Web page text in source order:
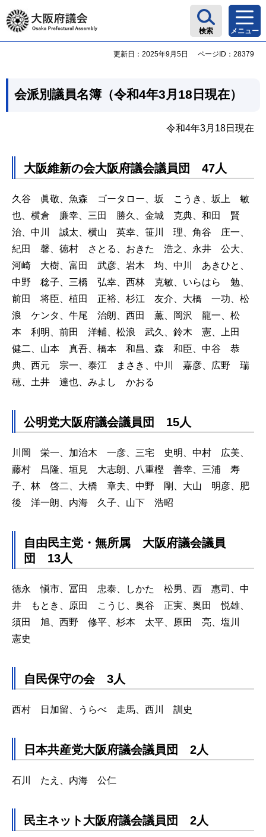
大阪府議会
検索 メニュー
更新日：2025年9月5日 ページID：28379
会派別議員名簿（令和4年3月18日現在）
令和4年3月18日現在
大阪維新の会大阪府議会議員団 47人
久谷 眞敬、魚森 ゴータロー、坂 こうき、坂上 敏
也、横倉 廉幸、三田 勝久、金城 克典、和田 賢
治、中川 誠太、横山 英幸、笹川 理、角谷 庄一、
紀田 馨、徳村 さとる、おきた 浩之、永井 公大、
河崎 大樹、富田 武彦、岩木 均、中川 あきひと、
中野 稔子、三橋 弘幸、西林 克敏、いらはら 勉、
前田 将臣、植田 正裕、杉江 友介、大橋 一功、松
浪 ケンタ、牛尾 治朗、西田 薫、岡沢 龍一、松
本 利明、前田 洋輔、松浪 武久、鈴木 憲、上田
健二、山本 真吾、橋本 和昌、森 和臣、中谷 恭
典、西元 宗一、泰江 まさき、中川 嘉彦、広野 瑞
穂、土井 達也、みよし かおる
公明党大阪府議会議員団 15人
川岡 栄一、加治木 一彦、三宅 史明、中村 広美、
藤村 昌隆、垣見 大志朗、八重樫 善幸、三浦 寿
子、林 啓二、大橋 章夫、中野 剛、大山 明彦、肥
後 洋一朗、内海 久子、山下 浩昭
自由民主党・無所属 大阪府議会議員
団 13人
徳永 愼市、冨田 忠泰、しかた 松男、西 惠司、中
井 もとき、原田 こうじ、奥谷 正実、奥田 悦雄、
須田 旭、西野 修平、杉本 太平、原田 亮、塩川
憲史
自民保守の会 3人
西村 日加留、うらべ 走馬、西川 訓史
日本共産党大阪府議会議員団 2人
石川 たえ、内海 公仁
民主ネット大阪府議会議員団 2人